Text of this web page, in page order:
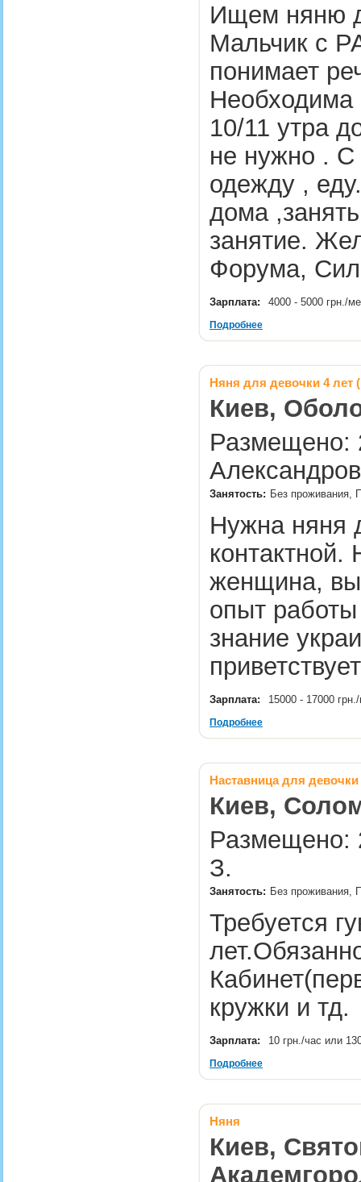
Ищем няню
Мальчик с
понимает
Необходима
10/11 утра
не нужно . С
одежду ,
дома
занятие.
Форума,
Зарплата: 4000 - 5000 грн./
Подробнее
Няня для девочки 4 лет
Киев,
Размещено:
Занятость: Без проживания,
Нужна няня
женщина,
опыт
знание
Зарплата: 15000 - 17000
Подробнее
Наставница для девочки
Киев,
Размещено:
З.
Занятость: Без проживания,
Требуется
кружки и
Зарплата: 10 грн./час или
Подробнее
Няня
Киев,